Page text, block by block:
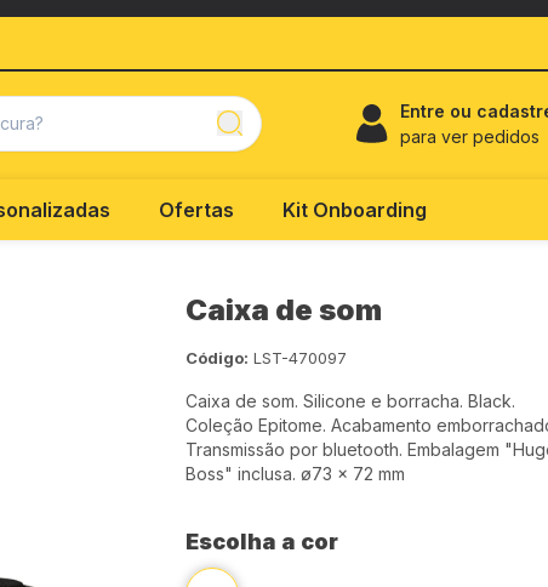
Entre ou
para ver pedidos
Ofertas Kit Onboarding
Caixa de som
Código: LST-470097
Caixa de som. Silicone e borracha. Black.
Coleção Epitome. Acabamento
Transmissão por bluetooth. Embalagem
Boss" inclusa. ø73 x 72 mm
Escolha a cor